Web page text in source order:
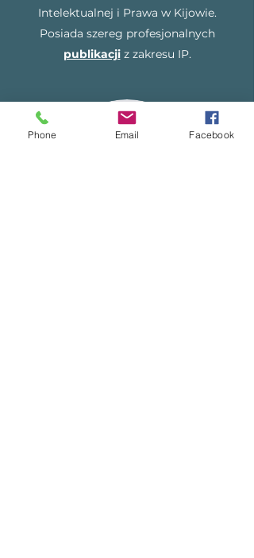
Intelektualnej i Prawa w Kijowie.
Posiada szereg profesjonalnych
publikacjiz zakresu IP.
Phone Email Facebook